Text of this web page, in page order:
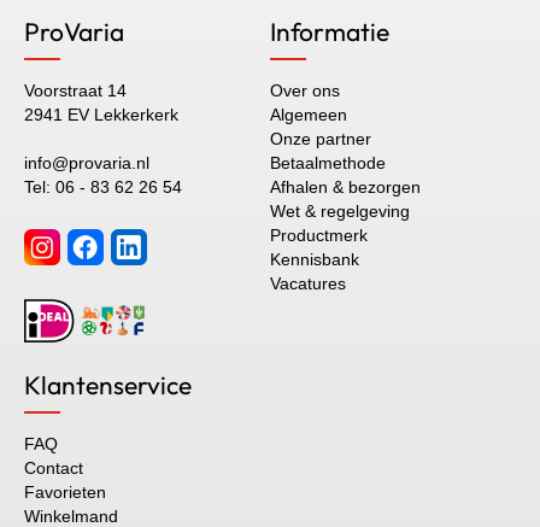
ProVaria
Voorstraat 14
2941 EV Lekkerkerk
info@provaria.nl
Tel: 06 - 83 62 26 54
Informatie
Over ons
Algemeen
Onze partner
Betaalmethode
Afhalen & bezorgen
Wet & regelgeving
Productmerk
Kennisbank
Vacatures
Klantenservice
FAQ
Contact
Favorieten
Winkelmand